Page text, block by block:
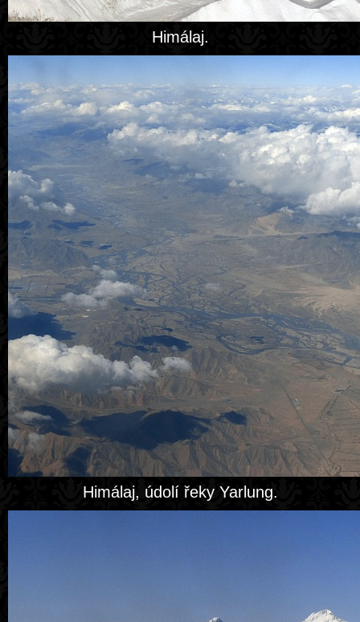
Himálaj.
Himálaj, údolí řeky Yarlung.